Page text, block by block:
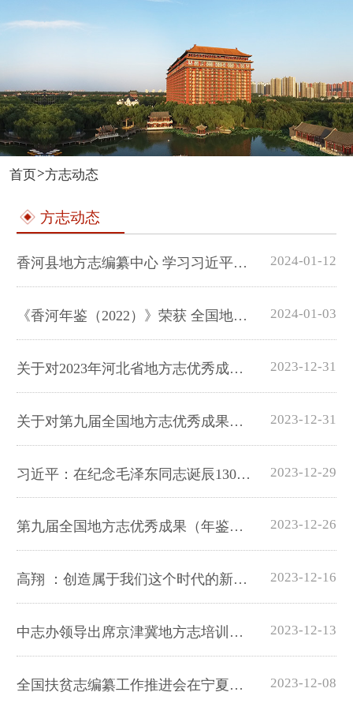
首页>方志动态
方志动态
香河县地方志编纂中心 学习习近平在二十届中央纪委三次全会上发表重要讲话精神 2024-01-12
《香河年鉴（2022）》荣获 全国地方志优秀成果一等奖、河北省特等奖 2024-01-03
关于对2023年河北省地方志优秀成果（年鉴类）的通报表扬 2023-12-31
关于对第九届全国地方志优秀成果（年鉴类）的通报表扬 2023-12-31
习近平：在纪念毛泽东同志诞辰130周年座谈会上的讲话 2023-12-29
第九届全国地方志优秀成果（年鉴类）评审系列会议召开 2023-12-26
高翔 ：创造属于我们这个时代的新文化 2023-12-16
中志办领导出席京津冀地方志培训会暨志书交换仪式 2023-12-13
全国扶贫志编纂工作推进会在宁夏银川召开 2023-12-08